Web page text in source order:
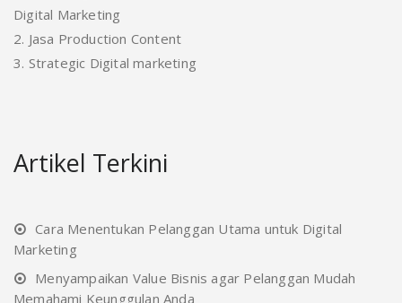
Digital Marketing
2. Jasa Production Content
3. Strategic Digital marketing
Artikel Terkini
Cara Menentukan Pelanggan Utama untuk Digital
Marketing
Menyampaikan Value Bisnis agar Pelanggan Mudah
Memahami Keunggulan Anda